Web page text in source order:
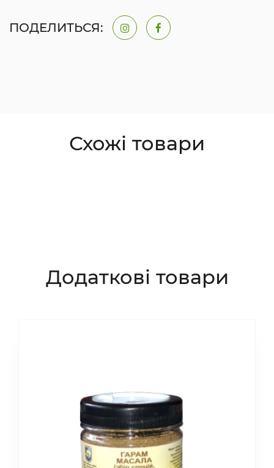
ПОДЕЛИТЬСЯ:
Схожі товари
Додаткові товари